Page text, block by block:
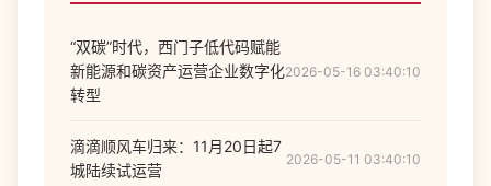
“双碳”时代，西门子低代码赋能
新能源和碳资产运营企业数字化
转型
2026-05-16 03:40:10
滴滴顺风车归来：11月20日起7
城陆续试运营
2026-05-11 03:40:10